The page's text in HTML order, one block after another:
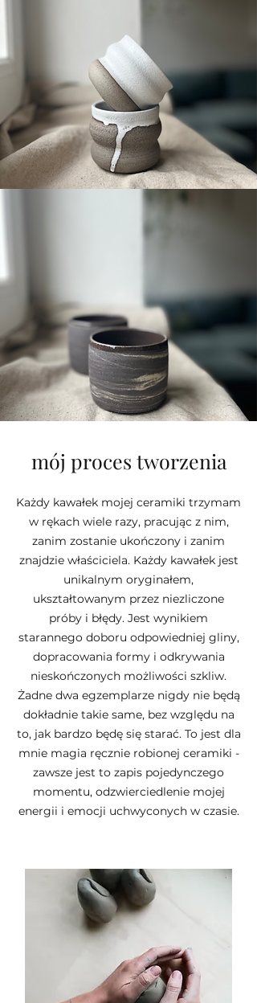
mój proces tworzenia
Każdy kawałek mojej ceramiki trzymam
w rękach wiele razy, pracując z nim,
zanim zostanie ukończony i zanim
znajdzie właściciela. Każdy kawałek jest
unikalnym oryginałem,
ukształtowanym przez niezliczone
próby i błędy. Jest wynikiem
starannego doboru odpowiedniej gliny,
dopracowania formy i odkrywania
nieskończonych możliwości szkliw.
Żadne dwa egzemplarze nigdy nie będą
dokładnie takie same, bez względu na
to, jak bardzo będę się starać. To jest dla
mnie magia ręcznie robionej ceramiki -
zawsze jest to zapis pojedynczego
momentu, odzwierciedlenie mojej
energii i emocji uchwyconych w czasie.